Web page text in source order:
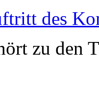
des
zu den